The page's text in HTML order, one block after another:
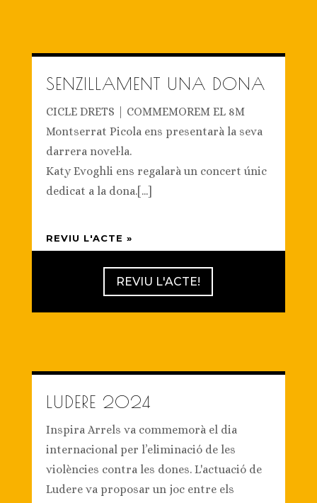
SENZILLAMENT UNA DONA
CICLE DRETS | COMMEMOREM EL 8M
Montserrat Picola ens presentarà la seva
darrera novel·la.
Katy Evoghli ens regalarà un concert únic
dedicat a la dona.[...]
REVIU L'ACTE »
REVIU L'ACTE!
LUDERE 2024
Inspira Arrels va commemorà el dia
internacional per l’eliminació de les
violències contra les dones. L'actuació de
Ludere va proposar un joc entre els